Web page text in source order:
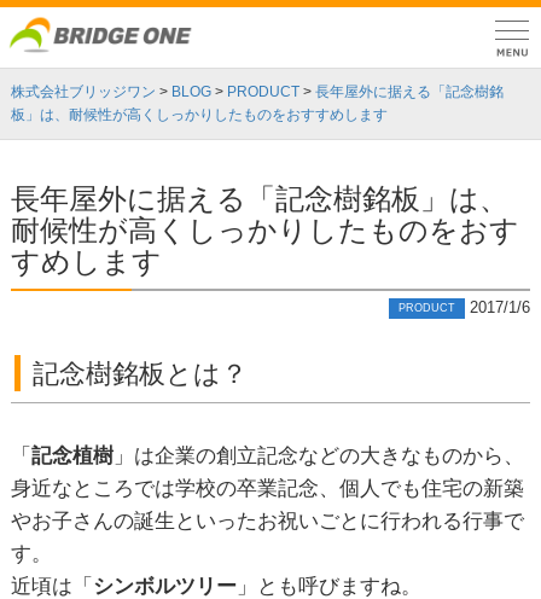
株式会社ブリッジワン > BLOG > PRODUCT > 長年屋外に据える「記念樹銘
板」は、耐候性が高くしっかりしたものをおすすめします
長年屋外に据える「記念樹銘板」は、
耐候性が高くしっかりしたものをおす
すめします
PRODUCT 2017/1/6
記念樹銘板とは？
「 記念植樹 」は企業の創立記念などの大きなものから、
身近なところでは学校の卒業記念、個人でも住宅の新築
やお子さんの誕生といったお祝いごとに行われる行事で
す。
近頃は「 シンボルツリー 」とも呼びますね。